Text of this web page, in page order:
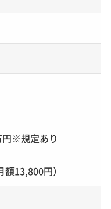
※規定あり
13,800円）